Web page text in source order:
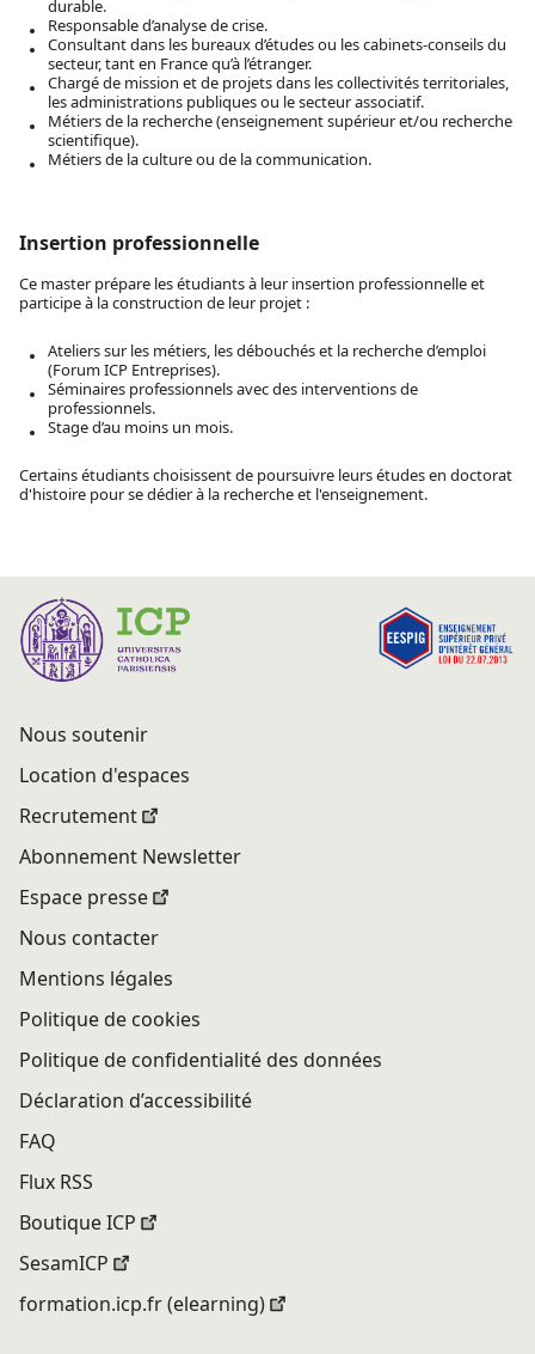
durable.
Responsable d’analyse de crise.
Consultant dans les bureaux d’études ou les cabinets-conseils du
secteur, tant en France qu’à l’étranger.
Chargé de mission et de projets dans les collectivités territoriales,
les administrations publiques ou le secteur associatif.
Métiers de la recherche (enseignement supérieur et/ou recherche
scientifique).
Métiers de la culture ou de la communication.
Insertion professionnelle
Ce master prépare les étudiants à leur insertion professionnelle et
participe à la construction de leur projet :
Ateliers sur les métiers, les débouchés et la recherche d’emploi
(Forum ICP Entreprises).
Séminaires professionnels avec des interventions de
professionnels.
Stage d’au moins un mois.
Certains étudiants choisissent de poursuivre leurs études en doctorat
d'histoire pour se dédier à la recherche et l'enseignement.
Nous soutenir
Location d'espaces
Recrutement
Abonnement Newsletter
Espace presse
Nous contacter
Mentions légales
Politique de cookies
Politique de confidentialité des données
Déclaration d’accessibilité
FAQ
Flux RSS
Boutique ICP
SesamICP
formation.icp.fr (elearning)